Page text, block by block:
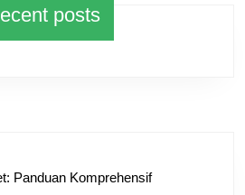
posts
Panduan Komprehensif